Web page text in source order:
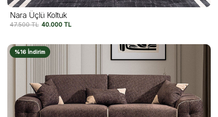
Nara Üçlü Koltuk
47.500TL 40.000 TL
%16 İndirim